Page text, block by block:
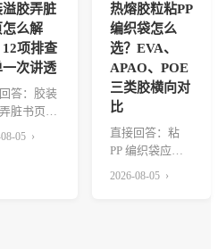
溢胶弄脏
怎么解
12项排查
一次讲透
答：胶装
脏书页，
是"胶
05 ›
热熔胶粒粘PP
编织袋怎么
选？EVA、
APAO、POE
三类胶横向对
比
直接回答：粘
PP 编织袋应优
先选 APAO 或
2026-08-05 ›